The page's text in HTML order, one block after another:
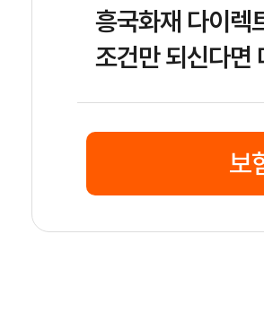
흥국화재 다이렉
조건만 되신다면
보